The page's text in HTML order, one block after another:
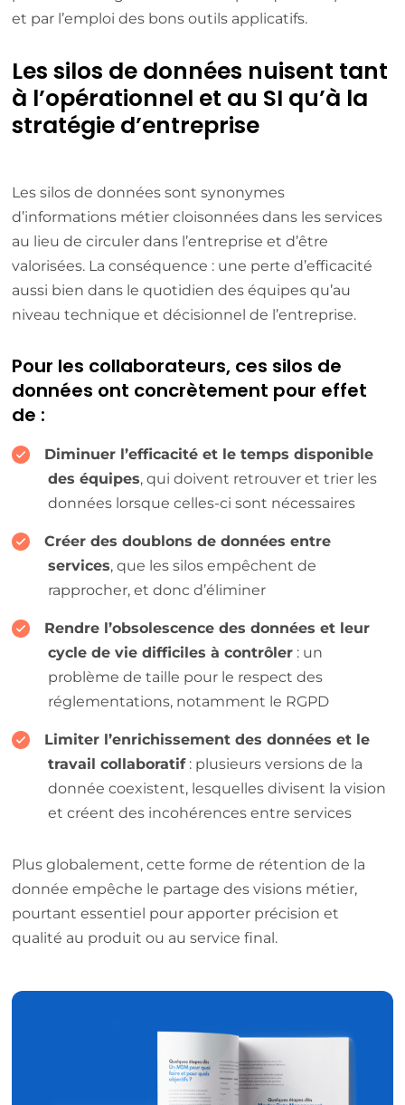
et par l’emploi des bons outils applicatifs.
Les silos de données nuisent tant
à l’opérationnel et au SI qu’à la
stratégie d’entreprise
Les silos de données sont synonymes
d’informations métier cloisonnées dans les services
au lieu de circuler dans l’entreprise et d’être
valorisées. La conséquence : une perte d’efficacité
aussi bien dans le quotidien des équipes qu’au
niveau technique et décisionnel de l’entreprise.
Pour les collaborateurs, ces silos de
données ont concrètement pour effet
de :
Diminuer l’efficacité et le temps disponible
des équipes, qui doivent retrouver et trier les
données lorsque celles-ci sont nécessaires
Créer des doublons de données entre
services, que les silos empêchent de
rapprocher, et donc d’éliminer
Rendre l’obsolescence des données et leur
cycle de vie difficiles à contrôler : un
problème de taille pour le respect des
réglementations, notamment le RGPD
Limiter l’enrichissement des données et le
travail collaboratif: plusieurs versions de la
donnée coexistent, lesquelles divisent la vision
et créent des incohérences entre services
Plus globalement, cette forme de rétention de la
donnée empêche le partage des visions métier,
pourtant essentiel pour apporter précision et
qualité au produit ou au service final.